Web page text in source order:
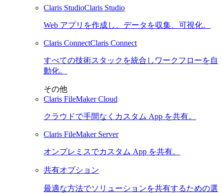
Claris StudioClaris Studio
Web アプリを作成し、データを収集、可視化。
Claris ConnectClaris Connect
すべての技術スタックを統合しワークフローを自
動化。
その他
Claris FileMaker Cloud
クラウドで手間なくカスタム App を共有。
Claris FileMaker Server
オンプレミスでカスタム App を共有。
共有オプション
最適な方法でソリューションを共有するための選